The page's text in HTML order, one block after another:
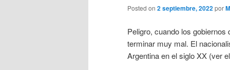
Posted on 2 septiembre, 2022por
Peligro, cuando los gobiernos
terminar muy mal. El
Argentina en el siglo XX (ver